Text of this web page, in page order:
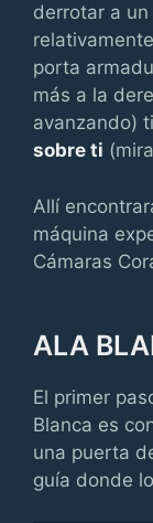
derrotar a
porta
más a la
avanzando)
sobre ti
Allí
máquina
Cámaras
ALA
El primer
Blanca es
una puerta
guía donde